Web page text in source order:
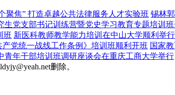
聚焦” 打造卓越公共法律服务人才实验班 锡林
生党支部书记训练营暨党史学习教育专题培训
班 新医科教师教学能力培训在中山大学顺利举行
党统一战线工作条例》培训班顺利开班 国家
青年干部培训班调研座谈会在重庆工商大学举行
删除。